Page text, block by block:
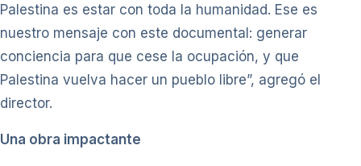
Palestina es estar con toda la humanidad. Ese es
nuestro mensaje con este documental: generar
conciencia para que cese la ocupación, y que
Palestina vuelva hacer un pueblo libre”, agregó el
director.
Una obra impactante